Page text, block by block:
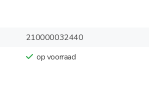
210000032440
op voorraad